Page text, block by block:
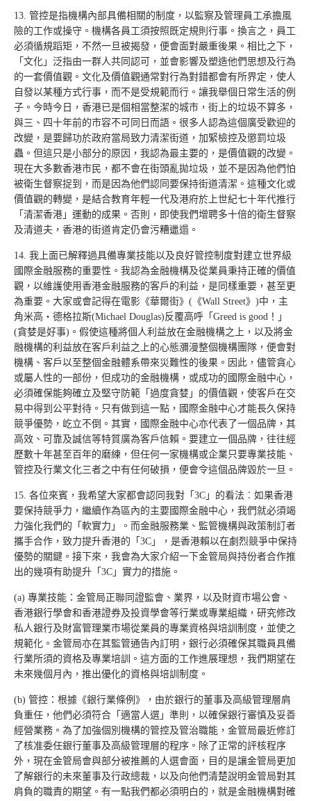
13. 管控是指機構內部具備相關的制度，以監察及管理員工承擔風
險的工作或操守。機構各員工須按照既定規則行事。換言之，員工
必須循規蹈矩，不然一旦被揭發，便會面對嚴重後果。相比之下，
「文化」泛指由一群人共同認可，並會影響及塑造他們思想及行為
的一套價值觀。文化及價值觀通常對行為對錯都會有所界定，使人
自發以某種方式行事，而不是受規範而行。讓我舉個日常生活的例
子。今時今日，香港已是個相當整潔的城市，街上的垃圾不算多，
與三、四十年前的市容不可同日而語。很多人認為這個廣受歡迎的
改變，是要歸功於政府當局致力清潔街道，加緊檢控及懲罰垃圾
蟲。但這只是小部分的原因，我認為最主要的，是價值觀的改變。
現在大多數香港市民，都不會在街頭亂拋垃圾，並不是因為他們怕
被衛生督察捉到，而是因為他們認同要保持街道清潔。這種文化或
價值觀的轉變，是結合教育年輕一代及港府於上世紀七十年代推行
「清潔香港」運動的成果。否則，即使我們增聘多十倍的衛生督察
及清道夫，香港的街道肯定仍會污糟邋遢。
14. 我上面已解釋過具備專業技能以及良好管控制度對建立世界級
國際金融服務的重要性。我認為金融機構及從業員秉持正確的價值
觀，以維護使用香港金融服務的客戶的利益，是同樣重要，甚至更
為重要。大家或會記得在電影《華爾街》(《Wall Street》)中，主
角米高‧德格拉斯(Michael Douglas)反覆高呼「Greed is good！」
(貪婪是好事)。假使這種將個人利益放在金融機構之上，以及將金
融機構的利益放在客戶利益之上的心態瀰漫整個機構團隊，便會對
機構、客戶以至整個金融體系帶來災難性的後果。因此，儘管貪心
或屬人性的一部份，但成功的金融機構，或成功的國際金融中心，
必須確保能夠確立及堅守防範「過度貪婪」的價值觀，使客戶在交
易中得到公平對待。只有做到這一點，國際金融中心才能長久保持
競爭優勢，屹立不倒。其實，國際金融中心亦代表了一個品牌，其
高效、可靠及誠信等特質廣為客戶信賴。要建立一個品牌，往往經
歷數十年甚至百年的磨練，但任何一家機構或企業只要專業技能、
管控及行業文化三者之中有任何破損，便會令這個品牌毀於一旦。
15. 各位來賓，我希望大家都會認同我對「3C」的看法︰如果香港
要保持競爭力，繼續作為區內的主要國際金融中心，我們就必須竭
力強化我們的「軟實力」。而金融服務業、監管機構與政策制訂者
攜手合作，致力提升香港的「3C」，是香港賴以在劇烈競爭中保持
優勢的關鍵。接下來，我會為大家介紹一下金管局與持份者合作推
出的幾項有助提升「3C」實力的措施。
(a) 專業技能：金管局正聯同證監會、業界，以及財資市場公會、
香港銀行學會和香港證券及投資學會等行業或專業組織，研究修改
私人銀行及財富管理業市場從業員的專業資格與培訓制度，並使之
規範化。金管局亦在其監管通告內訂明，銀行必須確保其職員具備
行業所須的資格及專業培訓。這方面的工作進展理想，我們期望在
未來幾個月內，推出優化的資格與培訓制度。
(b) 管控：根據《銀行業條例》，由於銀行的董事及高級管理層肩
負重任，他們必須符合「適當人選」準則，以確保銀行審慎及妥善
經營業務。為了加強個別機構的管控及管治職能，金管局最近修訂
了核准委任銀行董事及高級管理層的程序。除了正常的評核程序
外，現在金管局會與部分被推薦的人選會面，目的是讓金管局更加
了解銀行的未來董事及行政總裁，以及向他們清楚說明金管局對其
肩負的職責的期望。有一點我們都必須明白的，就是金融機構對確